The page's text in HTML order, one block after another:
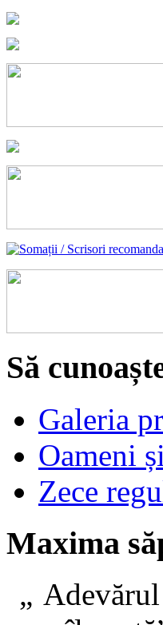
Să
Galeria
Oameni
Zece
Maxima
„